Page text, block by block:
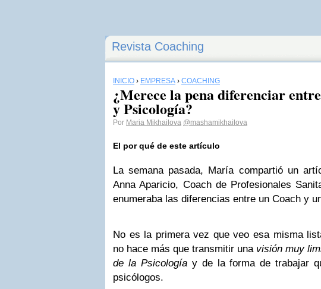
Revista Coaching
INICIO › EMPRESA › COACHING
¿Merece la pena diferenciar
y Psicología?
Por Maria Mikhailova @mashamikhailova
El por qué de este artículo
La semana pasada, María compartió un
Anna Aparicio, Coach de Profesionales
enumeraba las diferencias entre un Coach y
No es la primera vez que veo esa misma
no hace más que transmitir una visión muy
de la Psicologíay de la forma de trabajar
psicólogos.